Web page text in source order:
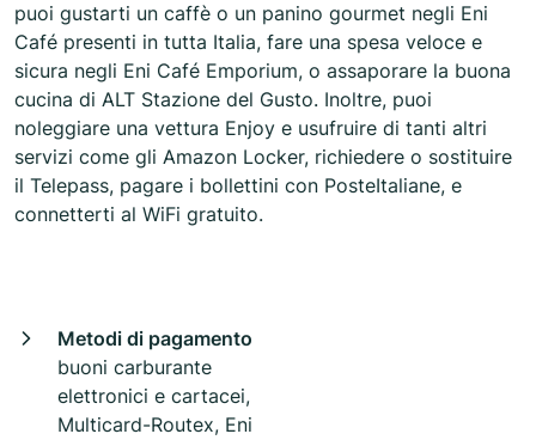
puoi gustarti un caffè o un panino gourmet negli Eni
Café presenti in tutta Italia, fare una spesa veloce e
sicura negli Eni Café Emporium, o assaporare la buona
cucina di ALT Stazione del Gusto. Inoltre, puoi
noleggiare una vettura Enjoy e usufruire di tanti altri
servizi come gli Amazon Locker, richiedere o sostituire
il Telepass, pagare i bollettini con PosteItaliane, e
connetterti al WiFi gratuito.
Metodi di pagamento
buoni carburante
elettronici e cartacei,
Multicard-Routex, Eni